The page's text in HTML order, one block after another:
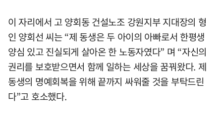
이 자리에서 고 양회동 건설노조 강원지부 지대장의 형
인 양회선 씨는 “제 동생은 두 아이의 아빠로서 한평생
양심 있고 진실되게 살아온 한 노동자였다” 며 “자신의
권리를 보호받으면서 함께 일하는 세상을 꿈꿔왔다. 제
동생의 명예회복을 위해 끝까지 싸워줄 것을 부탁드린
다”고 호소했다.